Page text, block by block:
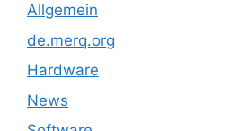
Allgemein
de.merq.org
Hardware
News